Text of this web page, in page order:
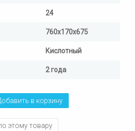
24
760х170х675
Кислотный
2 года
в корзину
этому товару